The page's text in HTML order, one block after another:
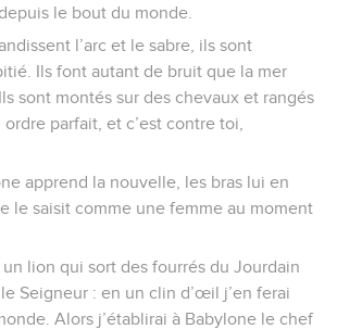
le bout du monde.
l’arc et le sabre, ils sont
Ils font autant de bruit que la mer
sont montés sur des chevaux et rangés
parfait, et c’est contre toi,
apprend la nouvelle, les bras lui en
le saisit comme une femme au moment
lion qui sort des fourrés du Jourdain
Seigneur : en un clin d’œil j’en ferai
Alors j’établirai à Babylone le chef